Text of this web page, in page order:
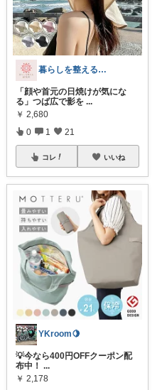
暮らしを整える研究所🍀
「顔や首元の日焼けが気にな
る」つば広で影を ...
￥ 2,680
0 1 21
コレ いいね
YKroom🍋
💡今なら400円OFFクーポン配
布中！ ...
￥ 2,178